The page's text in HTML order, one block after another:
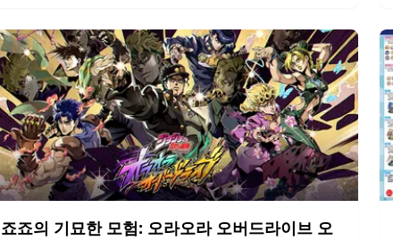
죠죠의 기묘한 모험: 오라오라 오버드라이브 오